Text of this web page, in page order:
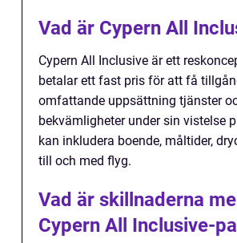
Vad är Cypern All
Cypern All Inclusive är ett
betalar ett fast pris för att få
omfattande uppsättning tjänster
bekvämligheter under sin vistelse
kan inkludera boende, måltider,
till och med flyg.
Vad är skillnaderna
Cypern All Inclusive-